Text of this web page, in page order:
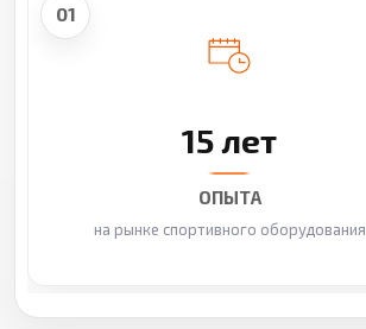
01
15 лет
ОПЫТА
на рынке спортивного оборудования